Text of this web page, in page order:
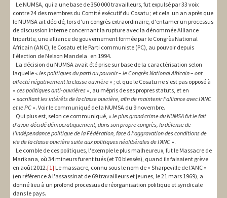
Le NUMSA, qui a une base de 350 000 travailleurs, fut expulsé par 33 voix
contre 24 des membres du Comité exécutif du Cosatu ; et cela un an après que
le NUMSA ait décidé, lors d'un congrès extraordinaire, d'entamer un processus
de discussion interne concernant la rupture avec la dénommée Alliance
tripartite, une alliance de gouvernement formée par le Congrès National
Africain (ANC), le Cosatu et le Parti communiste (PC), au pouvoir depuis
l'élection de Nelson Mandela en 1994.
La décision du NUMSA avait été prise sur base de la caractérisation selon
laquelle « les politiques du parti au pouvoir – le Congrès National Africain – ont
affecté négativement la classe ouvrière » ; et que le Cosatu ne s'est pas opposé à
« ces politiques anti-ouvrières », au mépris de ses propres statuts, et en
« sacrifiant les intérêts de la classe ouvrière, afin de maintenir l'alliance avec l'ANC
et le PC ». Voir le communiqué de la NUMSA du 9 novembre.
Qui plus est, selon ce communiqué, « le plus grand crime du NUMSA fut le fait
d'avoir décidé démocratiquement, dans son propre congrès, la défense de
l'indépendance politique de la Fédération, face à l'aggravation des conditions de
vie de la classe ouvrière suite aux politiques néolibérales de l'ANC ».
Le comble de ces politiques, l'exemple le plus malheureux, fut le Massacre de
Marikana, où 34 mineurs furent tués (et 70 blessés), quand ils faisaient grève
en août 2012.[1] Le massacre, connu sous le nom de « Sharpeville de l'ANC »
(en référence à l'assassinat de 69 travailleurs et jeunes, le 21 mars 1969), a
donné lieu à un profond processus de réorganisation politique et syndicale
dans le pays.